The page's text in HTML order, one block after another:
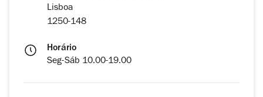
Lisboa
1250-148
Horário
Seg-Sáb 10.00-19.00